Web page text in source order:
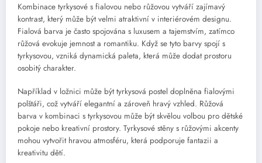
Kombinace tyrkysové s fialovou nebo růžovou vytváří zajímavý
kontrast, který může být velmi atraktivní v interiérovém designu.
Fialová barva je často spojována s luxusem a tajemstvím, zatímco
růžová evokuje jemnost a romantiku. Když se tyto barvy spojí s
tyrkysovou, vzniká dynamická paleta, která může dodat prostoru
osobitý charakter.
Například v ložnici může být tyrkysová postel doplněna fialovými
polštáři, což vytváří elegantní a zároveň hravý vzhled. Růžová
barva v kombinaci s tyrkysovou může být skvělou volbou pro dětské
pokoje nebo kreativní prostory. Tyrkysové stěny s růžovými akcenty
mohou vytvořit hravou atmosféru, která podporuje fantazii a
kreativitu dětí.